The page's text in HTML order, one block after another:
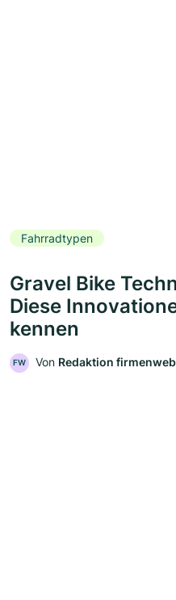
Fahrradtypen
Gravel Bike
Diese
kennen
FW Von Redaktion